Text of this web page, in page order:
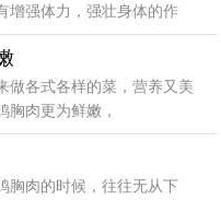
增强体力，强壮身体的作
做各式各样的菜，营养又美
胸肉更为鲜嫩，
胸肉的时候，往往无从下